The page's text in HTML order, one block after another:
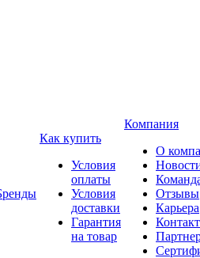
Как купить
Условия
оплаты
Условия
доставки
Гарантия
на товар
Компания
О
Отзывы
Карьера